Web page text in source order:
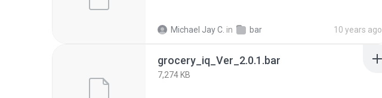
Michael Jay C. in bar 10 years ago
grocery_iq_Ver_2.0.1.bar
7,274 KB